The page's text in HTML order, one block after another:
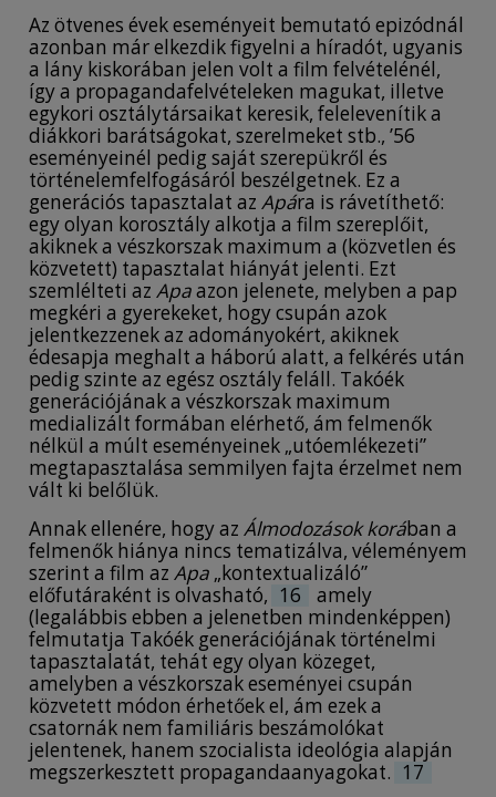
Az ötvenes évek eseményeit bemutató epizódnál
azonban már elkezdik figyelni a híradót, ugyanis
a lány kiskorában jelen volt a film felvételénél,
így a propagandafelvételeken magukat, illetve
egykori osztálytársaikat keresik, felelevenítik a
diákkori barátságokat, szerelmeket stb., ’56
eseményeinél pedig saját szerepükről és
történelemfelfogásáról beszélgetnek. Ez a
generációs tapasztalat az Apára is rávetíthető:
egy olyan korosztály alkotja a film szereplőit,
akiknek a vészkorszak maximum a (közvetlen és
közvetett) tapasztalat hiányát jelenti. Ezt
szemlélteti az Apaazon jelenete, melyben a pap
megkéri a gyerekeket, hogy csupán azok
jelentkezzenek az adományokért, akiknek
édesapja meghalt a háború alatt, a felkérés után
pedig szinte az egész osztály feláll. Takóék
generációjának a vészkorszak maximum
medializált formában elérhető, ám felmenők
nélkül a múlt eseményeinek „utóemlékezeti”
megtapasztalása semmilyen fajta érzelmet nem
vált ki belőlük.
Annak ellenére, hogy az Álmodozások korában a
felmenők hiánya nincs tematizálva, véleményem
szerint a film az Apa „kontextualizáló”
előfutáraként is olvasható, 16
amely
(legalábbis ebben a jelenetben mindenképpen)
felmutatja Takóék generációjának történelmi
tapasztalatát, tehát egy olyan közeget,
amelyben a vészkorszak eseményei csupán
közvetett módon érhetőek el, ám ezek a
csatornák nem familiáris beszámolókat
jelentenek, hanem szocialista ideológia alapján
megszerkesztett propagandaanyagokat. 17